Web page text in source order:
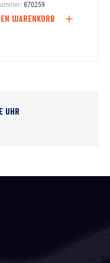
870259
WARENKORB
UHR